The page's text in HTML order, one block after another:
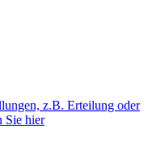
z.B. Erteilung oder
Sie hier